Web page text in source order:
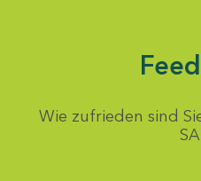
Wie zufrieden sind